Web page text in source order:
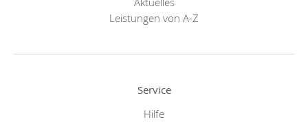
Leistungen von A-Z
Service
Hilfe